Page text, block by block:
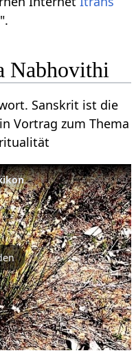
Nabhovithi
Sanskrit ist die
Vortrag zum Thema